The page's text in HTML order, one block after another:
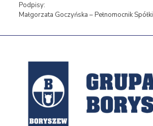
Podpisy:
Małgorzata Goczyńska – Pełnomocnik Spółki